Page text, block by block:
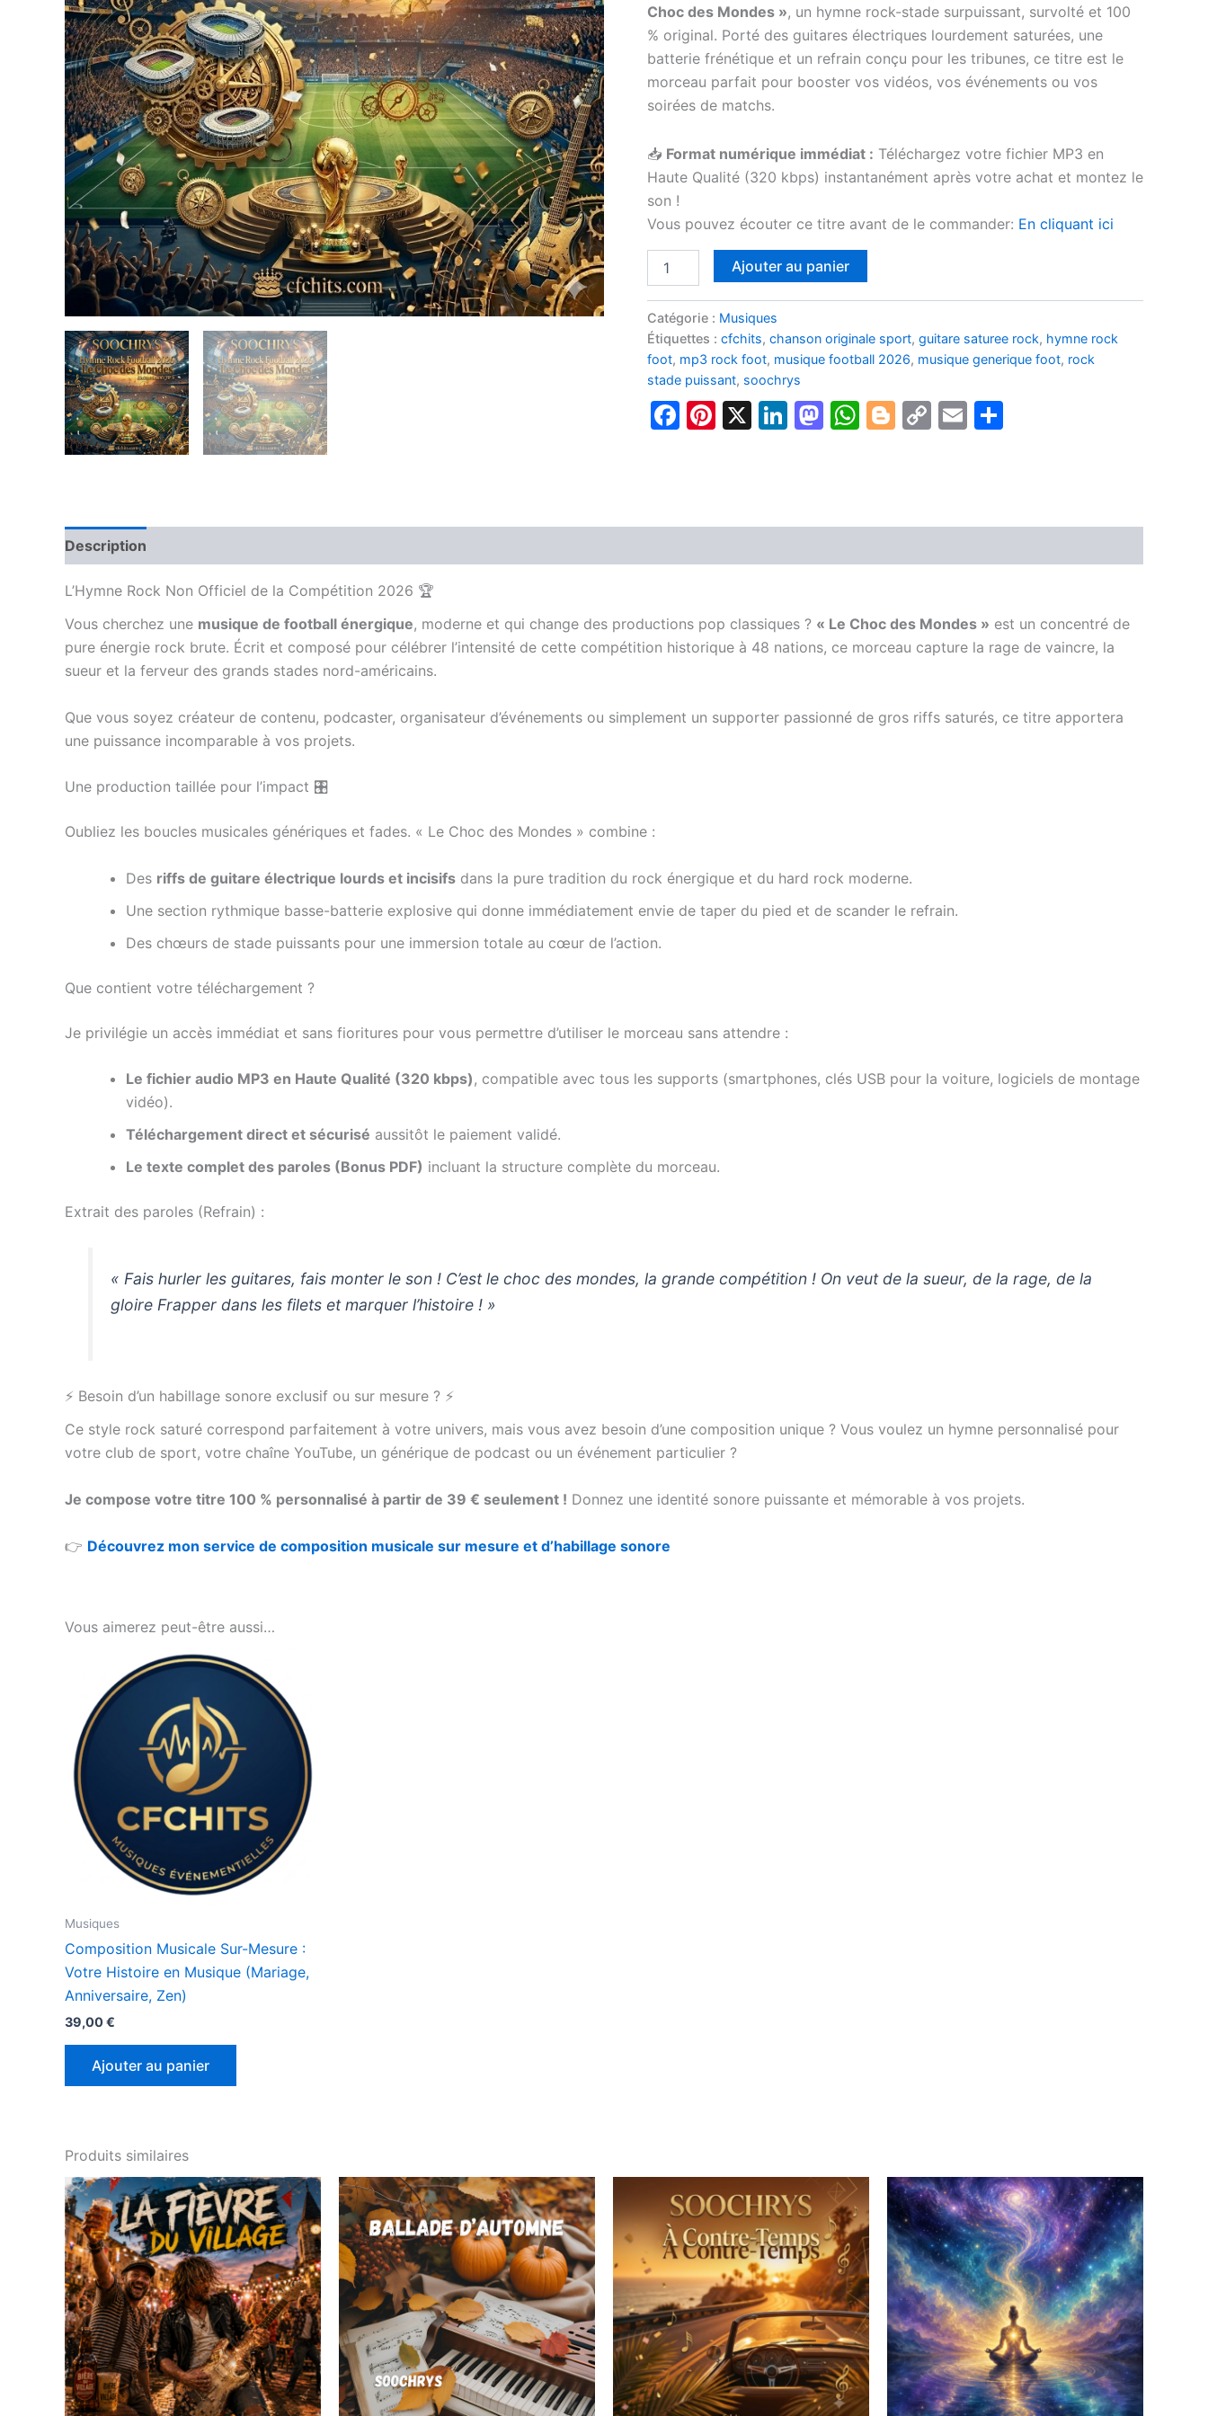
Choc des Mondes », un hymne rock-stade surpuissant, survolté et 100
% original. Porté des guitares électriques lourdement saturées, une
batterie frénétique et un refrain conçu pour les tribunes, ce titre est le
morceau parfait pour booster vos vidéos, vos événements ou vos
soirées de matchs.
📥 Format numérique immédiat : Téléchargez votre fichier MP3 en
Haute Qualité (320 kbps) instantanément après votre achat et montez le
son !
Vous pouvez écouter ce titre avant de le commander: En cliquant ici
Rock
Football
2026
-
Le
Choc
des
Ajouter au panier
Catégorie : Musiques
Étiquettes : cfchits, chanson originale sport, guitare saturee rock, hymne rock
foot, mp3 rock foot, musique football 2026, musique generique foot, rock
stade puissant, soochrys
Facebook
Pinterest
X LinkedIn
Mastodon
WhatsApp
Blogger
CopyEmail
Description
L’Hymne Rock Non Officiel de la Compétition 2026 🏆
Vous cherchez une musique de football énergique, moderne et qui change des productions pop classiques ? « Le Choc des Mondes » est un concentré de
pure énergie rock brute. Écrit et composé pour célébrer l’intensité de cette compétition historique à 48 nations, ce morceau capture la rage de vaincre, la
sueur et la ferveur des grands stades nord-américains.
Que vous soyez créateur de contenu, podcaster, organisateur d’événements ou simplement un supporter passionné de gros riffs saturés, ce titre apportera
une puissance incomparable à vos projets.
Une production taillée pour l’impact 🎛️
Oubliez les boucles musicales génériques et fades. « Le Choc des Mondes » combine :
Des riffs de guitare électrique lourds et incisifs dans la pure tradition du rock énergique et du hard rock moderne.
Une section rythmique basse-batterie explosive qui donne immédiatement envie de taper du pied et de scander le refrain.
Des chœurs de stade puissants pour une immersion totale au cœur de l’action.
Que contient votre téléchargement ?
Je privilégie un accès immédiat et sans fioritures pour vous permettre d’utiliser le morceau sans attendre :
Le fichier audio MP3 en Haute Qualité (320 kbps), compatible avec tous les supports (smartphones, clés USB pour la voiture, logiciels de montage
vidéo).
Téléchargement direct et sécurisé aussitôt le paiement validé.
Le texte complet des paroles (Bonus PDF) incluant la structure complète du morceau.
Extrait des paroles (Refrain) :
« Fais hurler les guitares, fais monter le son ! C’est le choc des mondes, la grande compétition ! On veut de la sueur, de la rage, de la
gloire Frapper dans les filets et marquer l’histoire ! »
⚡ Besoin d’un habillage sonore exclusif ou sur mesure ? ⚡
Ce style rock saturé correspond parfaitement à votre univers, mais vous avez besoin d’une composition unique ? Vous voulez un hymne personnalisé pour
votre club de sport, votre chaîne YouTube, un générique de podcast ou un événement particulier ?
Je compose votre titre 100 % personnalisé à partir de 39 € seulement ! Donnez une identité sonore puissante et mémorable à vos projets.
👉 Découvrez mon service de composition musicale sur mesure et d’habillage sonore
Vous aimerez peut-être aussi…
Musiques
Composition Musicale Sur-Mesure :
Votre Histoire en Musique (Mariage,
Anniversaire, Zen)
39,00€
Ajouter au panier
Produits similaires